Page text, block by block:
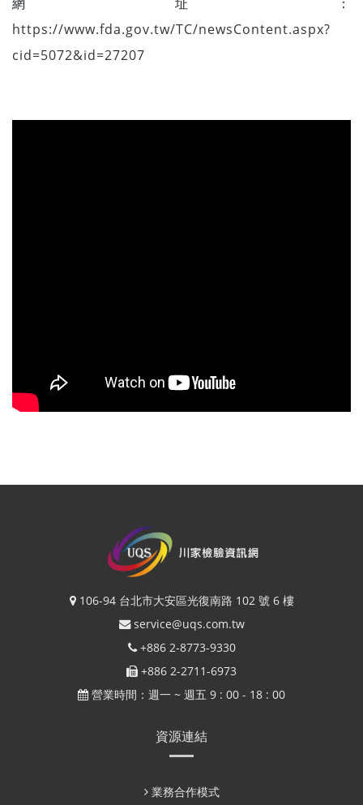
https://www.fda.gov.tw/TC/newsContent.aspx?
cid=5072&id=27207
106-94 台北市大安區光復南路 102 號 6 樓
service@uqs.com.tw
+886 2-8773-9330
+886 2-2711-6973
營業時間：週一 ~ 週五 9 : 00 - 18 : 00
資源連結
業務合作模式